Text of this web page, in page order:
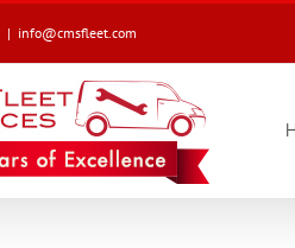
| info@cmsfleet.com